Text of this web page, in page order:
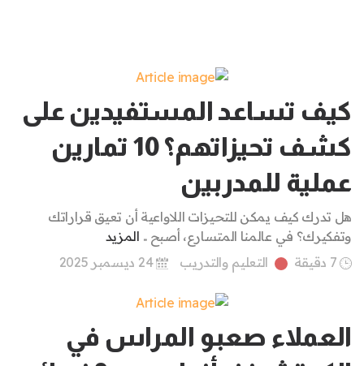
كيف تساعد المستفيدين على
كشف تحيزاتهم؟ 10 تمارين
عملية للمدربين
هل تدرك كيف يمكن للتحيزات اللاواعية أن تعيق قراراتك
وتفكيرك؟ في عالمنا المتسارع، أصبح .. المزيد
7 دقيقة
التعليم والتدريب 24 ديسمبر 2025
العملاء صعبو المراس في